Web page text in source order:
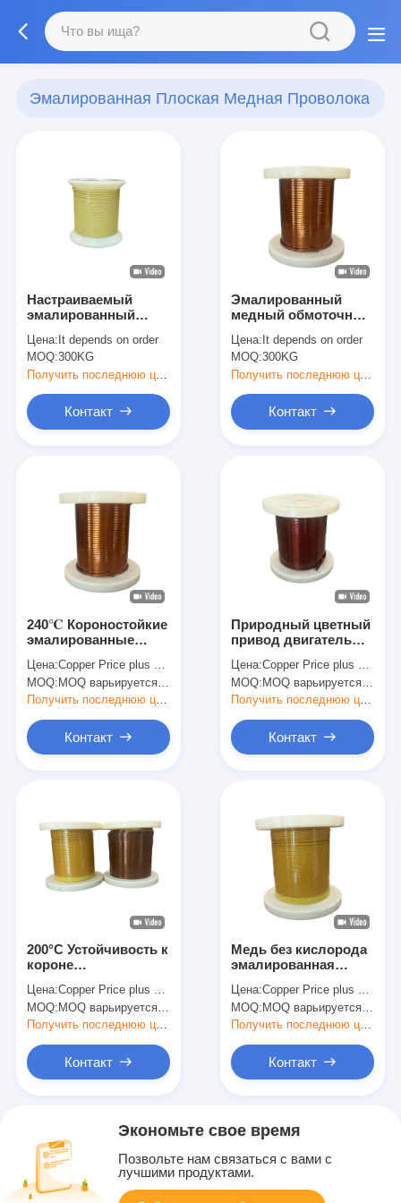
Эмалированная Плоская Медная Проволока
Настраиваемый
эмалированный
провод сплошного
проводника для
индивидуальных
электрических
решений
Цена: It depends on order
MOQ:300KG
Получить последнюю цену
Контакт
Эмалированный
медный обмоточный
бескислородной
меди для
настраиваемых
применений
Цена: It depends on order
MOQ:300KG
Контакт
240℃ Короностойкие
эмалированные
медные провода
HEVW-240C в
трансформаторе
Цена:Copper Price plus Processing Fee plus Freight
MOQ:MOQ варьируется в зависимости от размера спецификации
Получить последнюю цену
Контакт
Природный цветный
привод двигатель
индекс
Эмалированный
прямоугольный
провод HEVW-240 с
хорошей
Цена:Copper Price plus Processing Fee plus Freight
MOQ:MOQ варьируется в зависимости от размера спецификации
Контакт
200°C Устойчивость к
короне
медные провода
HAIC в
трансформере
для
индивидуального
Цена:Copper Price plus Processing Fee plus Freight
MOQ:MOQ варьируется в зависимости от размера спецификации
Получить последнюю цену
Контакт
Медь без кислорода
эмалированная
обмотка для
применения при
высоких
Цена:Copper Price plus Processing Fee plus Freight
MOQ:MOQ варьируется в зависимости от размера спецификации
Получить последнюю цену
Контакт
Экономьте свое время
Позвольте нам связаться с вами с
лучшими продуктами.